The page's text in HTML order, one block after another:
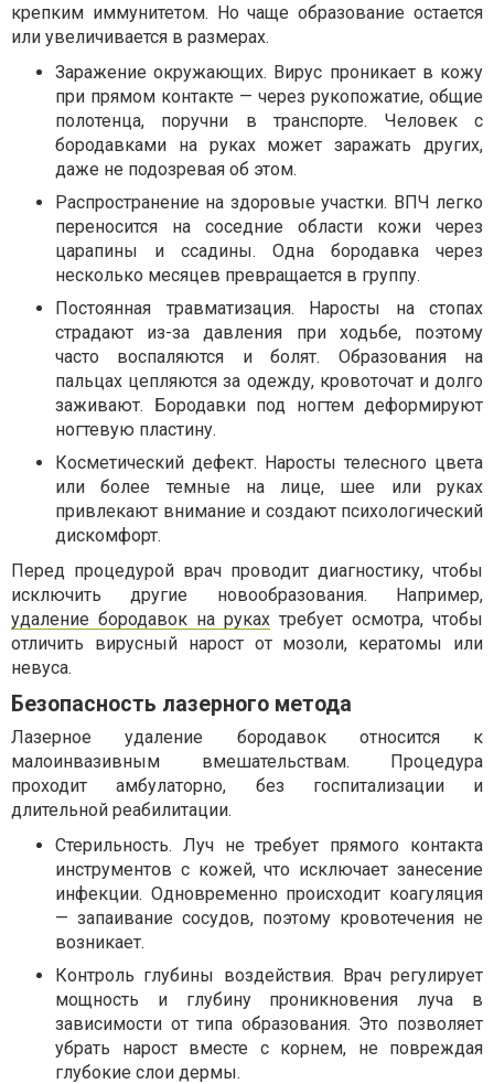
крепким иммунитетом. Но чаще образование остается
или увеличивается в размерах.
Заражение окружающих. Вирус проникает в кожу
при прямом контакте — через рукопожатие, общие
полотенца, поручни в транспорте. Человек с
бородавками на руках может заражать других,
даже не подозревая об этом.
Распространение на здоровые участки. ВПЧ легко
переносится на соседние области кожи через
царапины и ссадины. Одна бородавка через
несколько месяцев превращается в группу.
Постоянная травматизация. Наросты на стопах
страдают из-за давления при ходьбе, поэтому
часто воспаляются и болят. Образования на
пальцах цепляются за одежду, кровоточат и долго
заживают. Бородавки под ногтем деформируют
ногтевую пластину.
Косметический дефект. Наросты телесного цвета
или более темные на лице, шее или руках
привлекают внимание и создают психологический
дискомфорт.
Перед процедурой врач проводит диагностику, чтобы
исключить другие новообразования. Например,
удаление бородавок на руках требует осмотра, чтобы
отличить вирусный нарост от мозоли, кератомы или
невуса.
Безопасность лазерного метода
Лазерное удаление бородавок относится к
малоинвазивным вмешательствам. Процедура
проходит амбулаторно, без госпитализации и
длительной реабилитации.
Стерильность. Луч не требует прямого контакта
инструментов с кожей, что исключает занесение
инфекции. Одновременно происходит коагуляция
— запаивание сосудов, поэтому кровотечения не
возникает.
Контроль глубины воздействия. Врач регулирует
мощность и глубину проникновения луча в
зависимости от типа образования. Это позволяет
убрать нарост вместе с корнем, не повреждая
глубокие слои дермы.